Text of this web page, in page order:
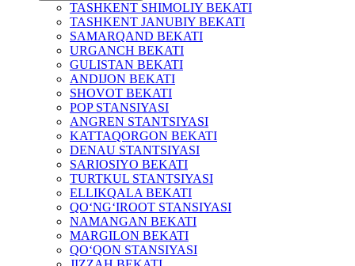
TASHKENT SHIMOLIY BEKATI
TASHKENT JANUBIY BEKATI
SAMARQAND BEKATI
URGANCH BEKATI
GULISTAN BEKATI
ANDIJON BEKATI
SHOVOT BEKATI
POP STANSIYASI
ANGREN STANTSIYASI
KATTAQORGON BEKATI
DENAU STANTSIYASI
SARIOSIYO BEKATI
TURTKUL STANTSIYASI
ELLIKQALA BEKATI
QO‘NG‘IROOT STANSIYASI
NAMANGAN BEKATI
MARGILON BEKATI
QO‘QON STANSIYASI